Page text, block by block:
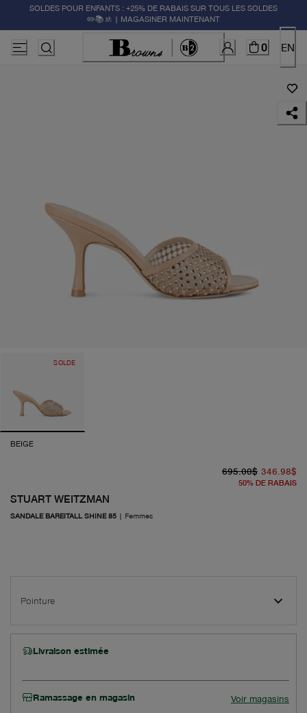
SOLDES POUR ENFANTS : +25% DE RABAIS SUR TOUS LES SOLDES
✏️📚🚸 | MAGASINER MAINTENANT
0 EN
SOLDE
BEIGE
STUART WEITZMAN
SANDALE BAREITALL SHINE 85 | Femmes
695.00$ 346.98$
50% DE RABAIS
Pointure
Livraison estimée
Ramassage en magasin Voir magasins